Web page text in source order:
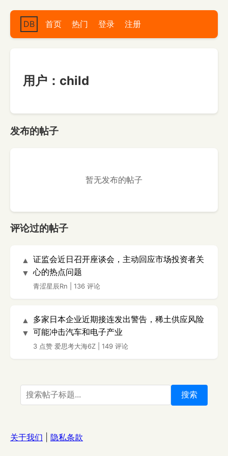
DB 首页 热门 登录 注册
用户：child
发布的帖子
暂无发布的帖子
评论过的帖子
▲
▼
证监会近日召开座谈会，主动回应市场投资者关
心的热点问题
青涩星辰Rn 136 评论
▲
▼
多家日本企业近期接连发出警告，稀土供应风险
可能冲击汽车和电子产业
3 点赞 爱思考大海6Z 149 评论
搜索
关于我们 隐私条款